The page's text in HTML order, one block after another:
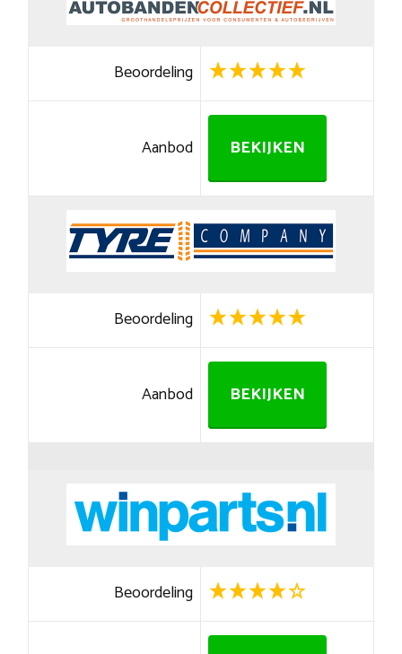
Beoordeling
Aanbod BEKIJKEN
Beoordeling
Aanbod BEKIJKEN
Beoordeling